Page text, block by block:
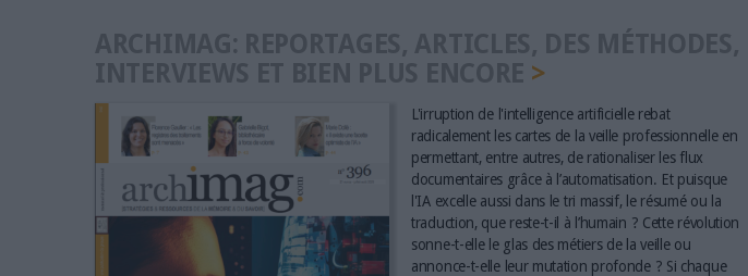
L'irruption de l'intelligence artificielle rebat
radicalement les cartes de la veille professionnelle en
permettant, entre autres, de rationaliser les flux
documentaires grâce à l’automatisation. Et puisque
l'IA excelle aussi dans le tri massif, le résumé ou la
traduction, que reste-t-il à l’humain ? Cette révolution
sonne-t-elle le glas des métiers de la veille ou
annonce-t-elle leur mutation profonde ? Si chaque